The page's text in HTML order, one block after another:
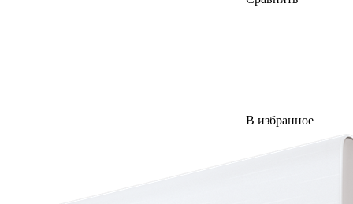
В избранное